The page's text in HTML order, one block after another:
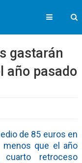
gastarán
año pasado
de 85 euros en
menos que el año
retroceso